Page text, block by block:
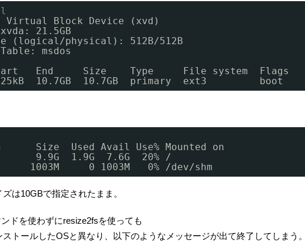
l
Virtual Block Device (xvd)
: 21.5GB
(logical/physical ): 512B/512B
msdos
End     Size    Type     File system  Flags
10.7GB  10.7GB  primary  ext3         boot
Size  Used Avail Use% Mounted on
9.9G  1.9G  7.6G  20% /
1003M     0 1003M   0% /dev/shm
は10GBで指定されたまま。
ドを使わずにresize2fsを使っても
トールしたOSと異なり、以下のようなメッセージが出て終了してしまう。